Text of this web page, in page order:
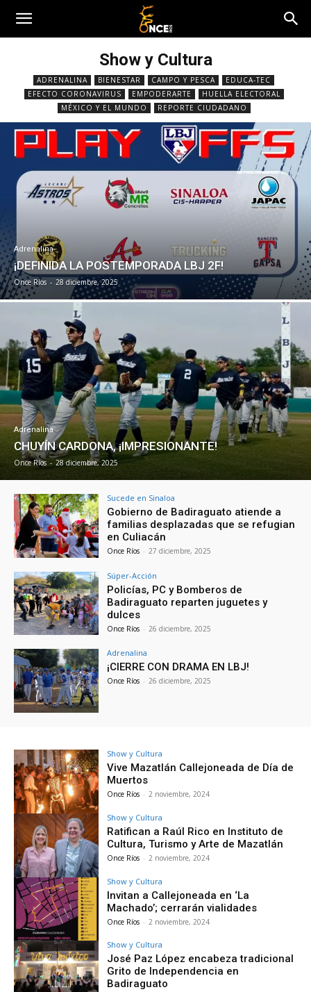
Show y Cultura
ADRENALINA BIENESTAR CAMPO Y PESCA
EDUCA-TEC
EFECTO CORONAVIRUS
EMPODERARTE
HUELLA ELECTORAL
MÉXICO Y EL MUNDO
REPORTE CIUDADANO
Adrenalina
¡DEFINIDA LA POSTEMPORADA LBJ 2F!
Once Ríos - 28 diciembre, 2025
Adrenalina
CHUYÍN CARDONA, ¡IMPRESIONANTE!
Once Ríos - 28 diciembre, 2025
Sucede en Sinaloa
Gobierno de Badiraguato atiende a
familias desplazadas que se refugian
en Culiacán
Once Ríos - 27 diciembre, 2025
Súper-Acción
Policías, PC y Bomberos de
Badiraguato reparten juguetes y
dulces
Once Ríos - 26 diciembre, 2025
Adrenalina
¡CIERRE CON DRAMA EN LBJ!
Once Ríos - 26 diciembre, 2025
Show y Cultura
Vive Mazatlán Callejoneada de Día de
Muertos
Once Ríos - 2 noviembre, 2024
Show y Cultura
Ratifican a Raúl Rico en Instituto de
Cultura, Turismo y Arte de Mazatlán
Once Ríos - 2 noviembre, 2024
Show y Cultura
Invitan a Callejoneada en ‘La
Machado’; cerrarán vialidades
Once Ríos - 2 noviembre, 2024
Show y Cultura
José Paz López encabeza tradicional
Grito de Independencia en
Badiraguato